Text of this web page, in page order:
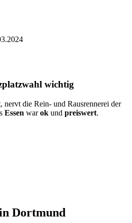
wichtig
nervt die Rein- und Rausrennerei der
Essen warok und preiswert.
Dortmund